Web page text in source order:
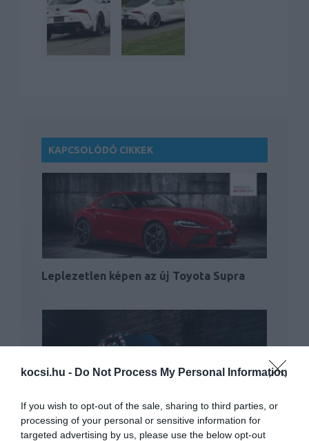
kocsi.hu - Do Not Process My Personal Information
If you wish to opt-out of the sale, sharing to third parties, or
processing of your personal or sensitive information for
targeted advertising by us, please use the below opt-out
KAPCSOLÓDÓ CIKKEK
Leplezetlen képen az új Toyota Supra
Megfizethető lesz a Supra, de csak
bizonyos értelemben